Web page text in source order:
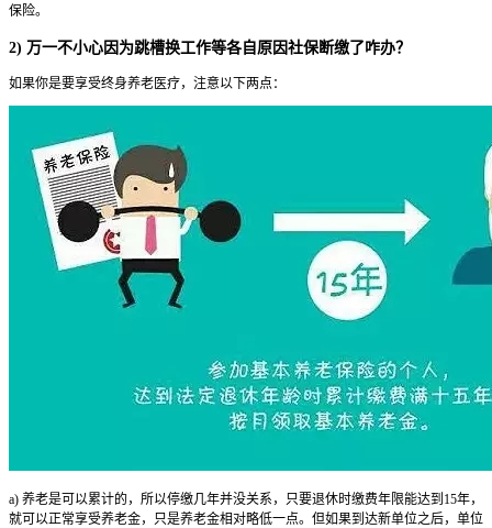
保险。
2) 万一不小心因为跳槽换工作等各自原因社保断缴了咋办？
如果你是要享受终身养老医疗，注意以下两点：
a) 养老是可以累计的，所以停缴几年并没关系，只要退休时缴费年限能达到15年，
就可以正常享受养老金，只是养老金相对略低一点。但如果到达新单位之后，单位